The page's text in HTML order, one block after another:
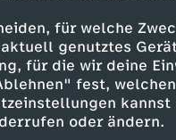
für welche
genutztes
für die wir deine
fest,
oder ändern.